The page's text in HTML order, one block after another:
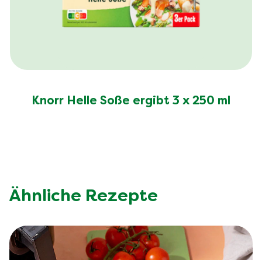
Knorr Helle Soße ergibt 3 x 250 ml
Ähnliche Rezepte